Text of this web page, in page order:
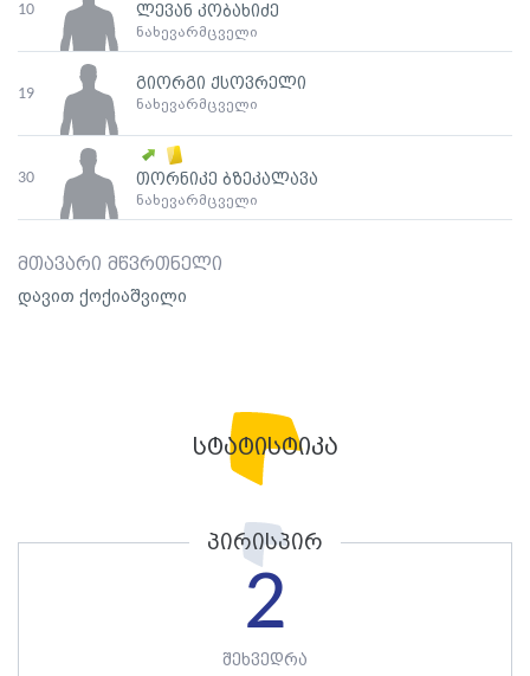
10 ლევან კობახიძე
ნახევარმცველი
19
გიორგი ქსოვრელი
ნახევარმცველი
30 თორნიკე ბზეკალავა
ნახევარმცველი
მთავარი მწვრთნელი
დავით ქოქიაშვილი
სტატისტიკა
პირისპირ
2
შეხვედრა